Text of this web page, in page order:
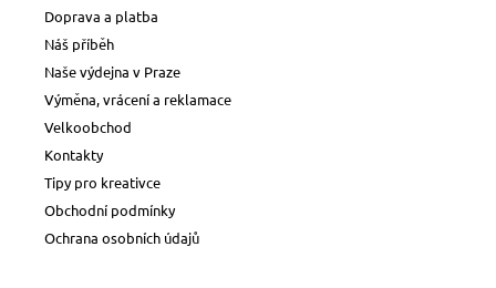
Doprava a platba
Náš příběh
Naše výdejna v Praze
Výměna, vrácení a reklamace
Velkoobchod
Kontakty
Tipy pro kreativce
Obchodní podmínky
Ochrana osobních údajů